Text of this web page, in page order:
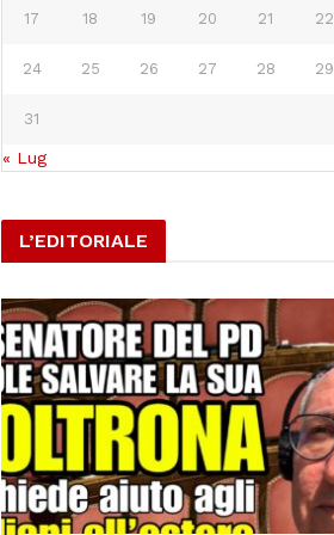
17 18 19 20 21 22
24 25 26 27 28 29
31
« Lug
L’EDITORIALE